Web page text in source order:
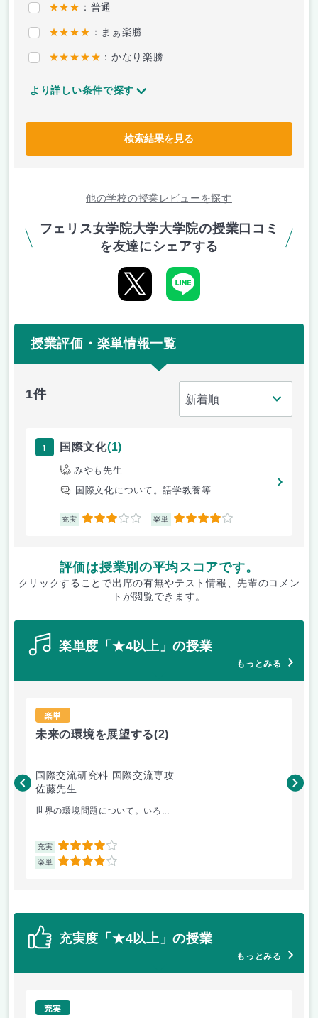
★★★ ：普通
★★★★ ：まぁ楽勝
★★★★★ ：かなり楽勝
より詳しい条件で探す
検索結果を見る
他の学校の授業レビューを探す
フェリス女学院大学大学院の授業口コミ
を友達にシェアする
授業評価・楽単情報一覧
1件
1 国際文化(1)
みやも先生
国際文化について。語学教養等...
充実 3 楽単 4
評価は授業別の平均スコアです。
クリックすることで出席の有無やテスト情報、先輩のコメン
トが閲覧できます。
楽単度「★4以上」の授業
もっとみる
楽単
未来の環境を展望する(2)
国際交流研究科 国際交流専攻
佐藤先生
世界の環境問題について。いろ...
充実 4
楽単 4
矢
充実度「★4以上」の授業
もっとみる
充実